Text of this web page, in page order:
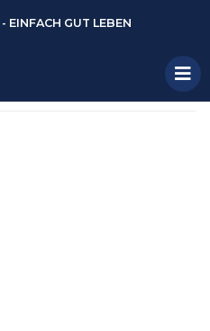
EINFACH GUT LEBEN